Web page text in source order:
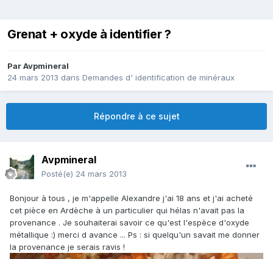
Grenat + oxyde à identifier ?
ParAvpmineral
24 mars 2013 dans Demandes d' identification de minéraux
Répondre à ce sujet
Avpmineral
Posté(e) 24 mars 2013
Bonjour à tous , je m'appelle Alexandre j'ai 18 ans et j'ai acheté
cet pièce en Ardèche à un particulier qui hélas n'avait pas la
provenance . Je souhaiterai savoir ce qu'est l'espèce d'oxyde
métallique :) merci d avance ... Ps : si quelqu'un savait me donner
la provenance je serais ravis !